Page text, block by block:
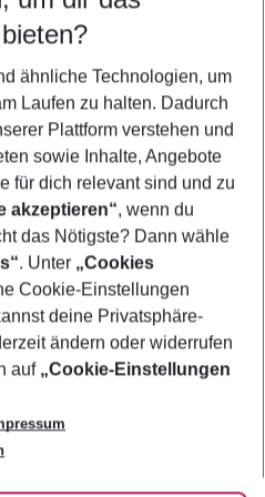
8 Nächte
anzeigen
ähnliche Technologien, um
Laufen zu halten. Dadurch
Plattform verstehen und
sowie Inhalte, Angebote
für dich relevant sind und zu
akzeptieren“, wenn du
das Nötigste? Dann wähle
. Unter „Cookies
Cookie-Einstellungen
deine Privatsphäre-
ändern oder widerrufen
auf „Cookie-Einstellungen